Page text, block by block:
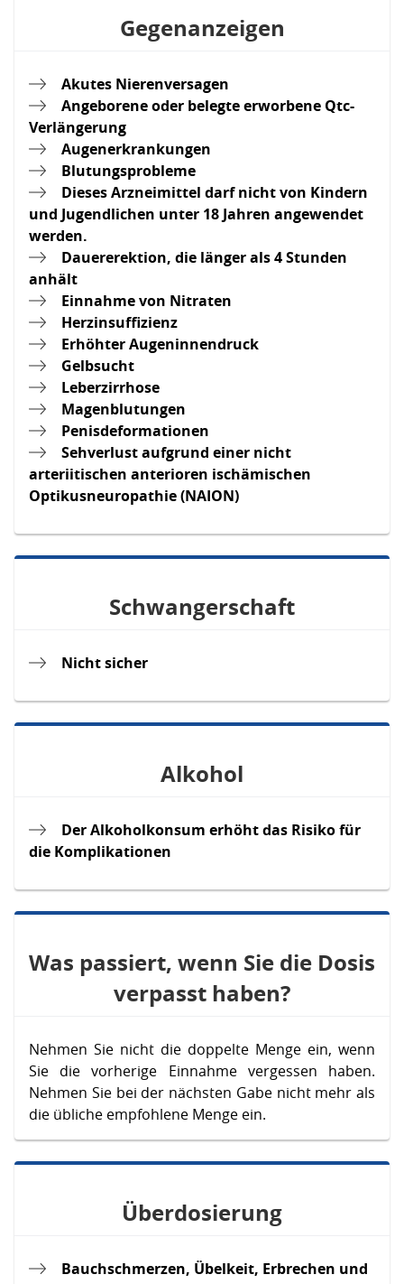
Gegenanzeigen
Akutes Nierenversagen
Angeborene oder belegte erworbene Qtc-
Verlängerung
Augenerkrankungen
Blutungsprobleme
Dieses Arzneimittel darf nicht von Kindern
und Jugendlichen unter 18 Jahren angewendet
werden.
Dauererektion, die länger als 4 Stunden
anhält
Einnahme von Nitraten
Herzinsuffizienz
Erhöhter Augeninnendruck
Gelbsucht
Leberzirrhose
Magenblutungen
Penisdeformationen
Sehverlust aufgrund einer nicht
arteriitischen anterioren ischämischen
Optikusneuropathie (NAION)
Schwangerschaft
Nicht sicher
Alkohol
Der Alkoholkonsum erhöht das Risiko für
die Komplikationen
Was passiert, wenn Sie die Dosis
verpasst haben?
Nehmen Sie nicht die doppelte Menge ein, wenn
Sie die vorherige Einnahme vergessen haben.
Nehmen Sie bei der nächsten Gabe nicht mehr als
die übliche empfohlene Menge ein.
Überdosierung
Bauchschmerzen, Übelkeit, Erbrechen und